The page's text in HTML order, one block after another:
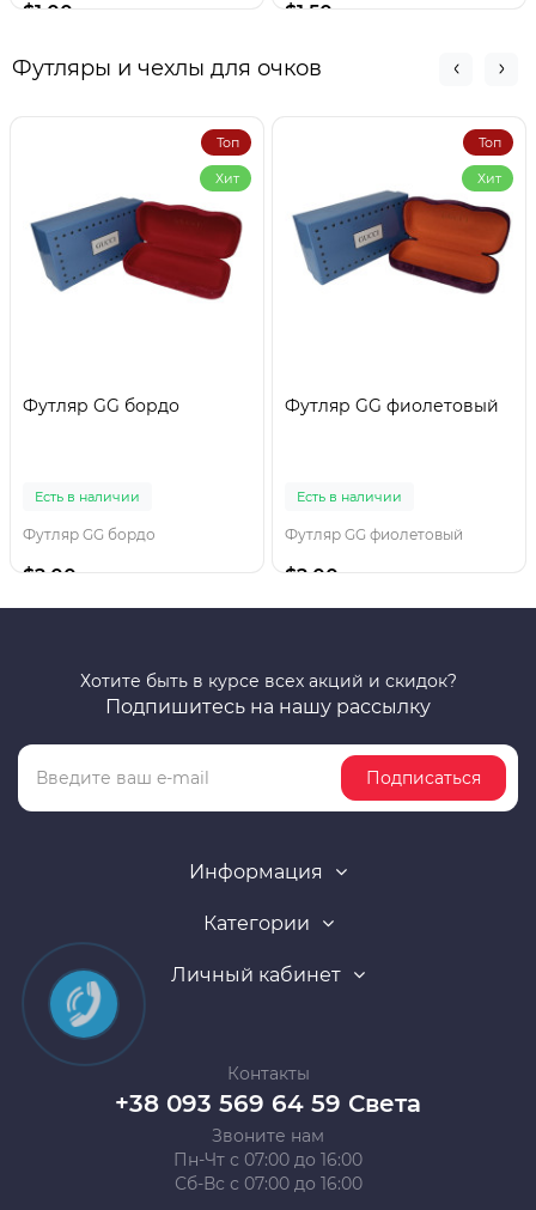
$1.00 $1.50
Футляры и чехлы для очков
Топ
Хит
Футляр GG бордо
Есть в наличии
Футляр GG бордо
$2.00
Топ
Хит
Футляр GG фиолетовый
Есть в наличии
Футляр GG фиолетовый
$2.00
Хотите быть в курсе всех акций и скидок?
Подпишитесь на нашу рассылку
Подписаться
Информация
Категории
Личный кабинет
Контакты
+38 093 569 64 59 Света
Звоните нам
Пн-Чт с 07:00 до 16:00
Сб-Вс с 07:00 до 16:00